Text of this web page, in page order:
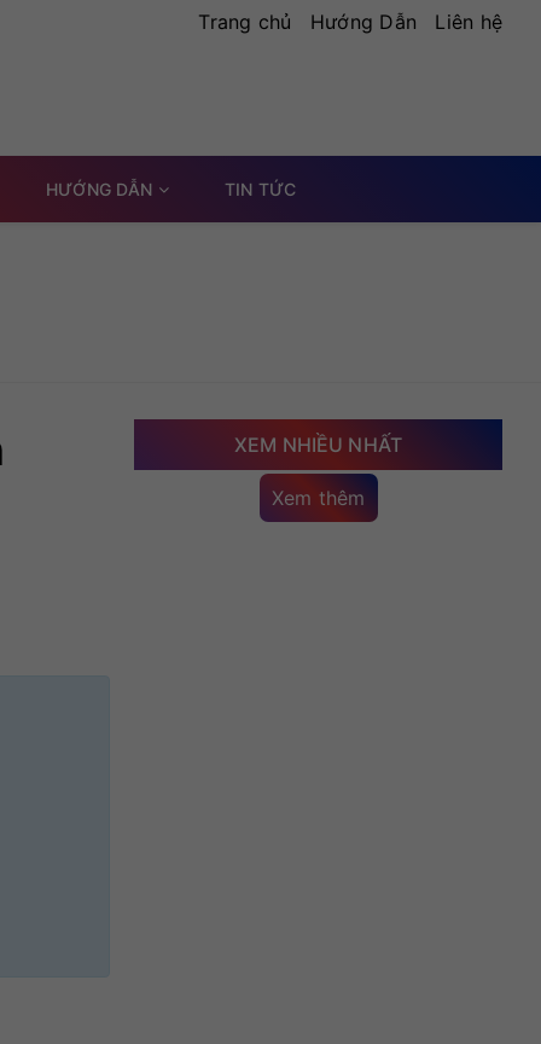
Trang chủ Hướng Dẫn Liên hệ
HƯỚNG DẪN TIN TỨC
XEM NHIỀU NHẤT
Xem thêm